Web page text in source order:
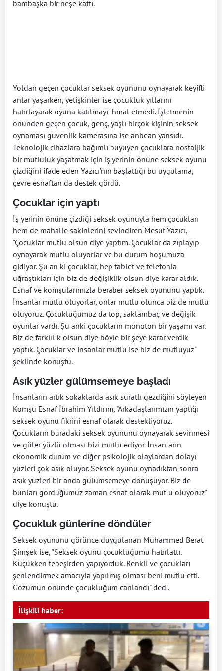
bambaşka bir neşe kattı.
Yoldan geçen çocuklar seksek oyununu oynayarak keyifli
anlar yaşarken, yetişkinler ise çocukluk yıllarını
hatırlayarak oyuna katılmayı ihmal etmedi. İşletmenin
önünden geçen çocuk, genç, yaşlı birçok kişinin seksek
oynaması güvenlik kamerasına ise anbean yansıdı.
Teknolojik cihazlara bağımlı büyüyen çocuklara nostaljik
bir mutluluk yaşatmak için iş yerinin önüne seksek oyunu
çizdiğini ifade eden Yazıcı’nın başlattığı bu uygulama,
çevre esnaftan da destek gördü.
Çocuklar için yaptı
İş yerinin önüne çizdiği seksek oyunuyla hem çocukları
hem de mahalle sakinlerini sevindiren Mesut Yazıcı,
"Çocuklar mutlu olsun diye yaptım. Çocuklar da zıplayıp
oynayarak mutlu oluyorlar ve bu durum hoşumuza
gidiyor. Şu an ki çocuklar, hep tablet ve telefonla
uğraştıkları için biz de değişiklik olsun diye karar aldık.
Esnaf ve komşularımızla beraber seksek oyununu yaptık.
İnsanlar mutlu oluyorlar, onlar mutlu olunca biz de mutlu
oluyoruz. Çocukluğumuz da top, saklambaç ve değişik
oyunlar vardı. Şu anki çocukların monoton bir yaşamı var.
Biz de farklılık olsun diye böyle bir şeye karar verdik
yaptık. Çocuklar ve insanlar mutlu ise biz de mutluyuz"
şeklinde konuştu.
Asık yüzler gülümsemeye başladı
İnsanların artık sokaklarda asık suratlı gezdiğini söyleyen
Komşu Esnaf İbrahim Yıldırım, "Arkadaşlarımızın yaptığı
seksek oyunu fikrini esnaf olarak destekliyoruz.
Çocukların buradaki seksek oyununu oynayarak sevinmesi
ve güler yüzlü olması bizi mutlu ediyor. İnsanların
ekonomik durum ve diğer psikolojik olaylardan dolayı
yüzleri çok asık oluyor. Seksek oyunu oynadıktan sonra
asık yüzleri bir anda gülümsemeye dönüşüyor. Biz de
bunları gördüğümüz zaman esnaf olarak mutlu oluyoruz"
diye konuştu.
Çocukluk günlerine döndüler
Seksek oyununu görünce duygulanan Muhammed Berat
Şimşek ise, "Seksek oyunu çocukluğumu hatırlattı.
Küçükken tebeşirden yapıyorduk. Renkli ve çocukları
şenlendirmek amacıyla yapılmış olması beni mutlu etti.
Gözümün önünde çocukluğum canlandı" dedi.
İlişkili haber: